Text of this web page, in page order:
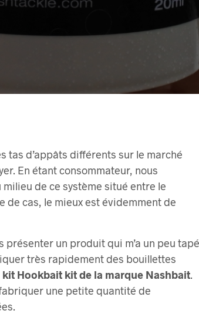
tas d’appâts différents sur le marché
En étant consommateur, nous
de ce système situé entre le
de cas, le mieux est évidemment de
présenter un produit qui m’a un peu tapé
très rapidement des bouillettes
kit Hookbait kit de la marque Nashbait.
une petite quantité de